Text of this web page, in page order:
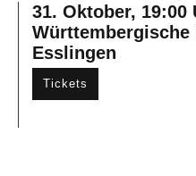
31. Oktober, 19:00
Württembergische
Esslingen
Tickets